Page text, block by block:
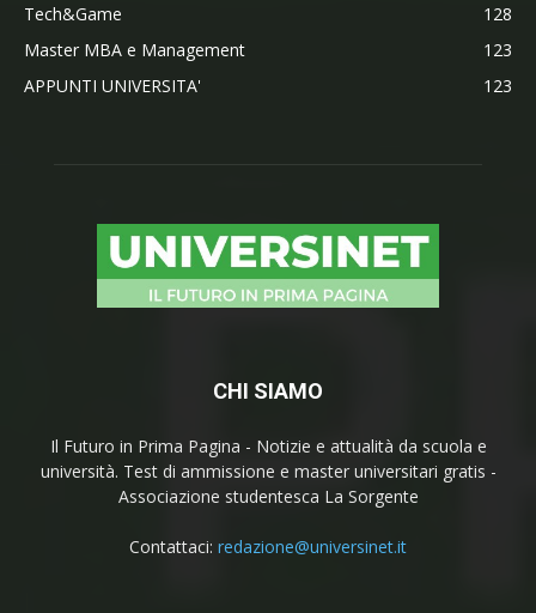
Tech&Game
128
Master MBA e Management
123
APPUNTI UNIVERSITA'
123
CHI SIAMO
Il Futuro in Prima Pagina - Notizie e attualità da scuola e
università. Test di ammissione e master universitari gratis -
Associazione studentesca La Sorgente
Contattaci: redazione@universinet.it